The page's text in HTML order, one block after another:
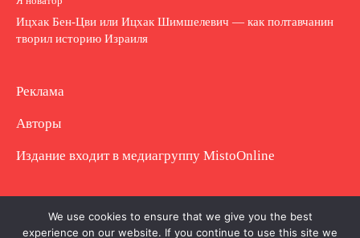
Ицхак Бен-Цви или Ицхак Шимшелевич — как полтавчанин
творил историю Израиля
Реклама
Авторы
Издание входит в медиагруппу MistoOnline
Copyright © Полное использование материала
We use cookies to ensure that we give you the best
experience on our website. If you continue to use this site we